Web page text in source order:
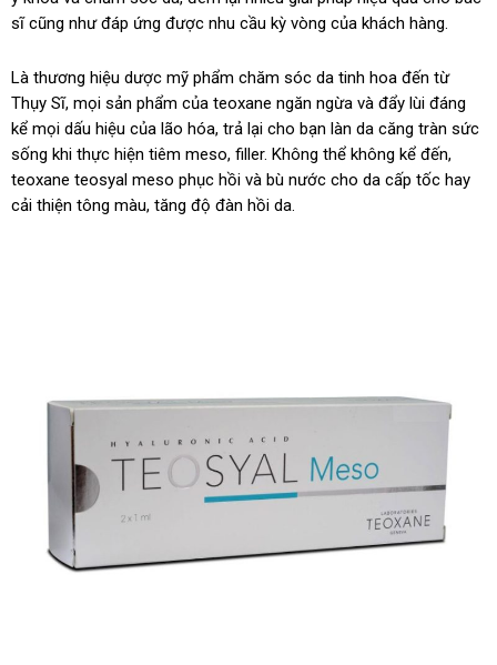
sĩ cũng như đáp ứng được nhu cầu kỳ vòng của khách hàng.
Là thương hiệu dược mỹ phẩm chăm sóc da tinh hoa đến từ
Thụy Sĩ, mọi sản phẩm của teoxane ngăn ngừa và đẩy lùi đáng
kể mọi dấu hiệu của lão hóa, trả lại cho bạn làn da căng tràn sức
sống khi thực hiện tiêm meso, filler. Không thể không kể đến,
teoxane teosyal meso phục hồi và bù nước cho da cấp tốc hay
cải thiện tông màu, tăng độ đàn hồi da.